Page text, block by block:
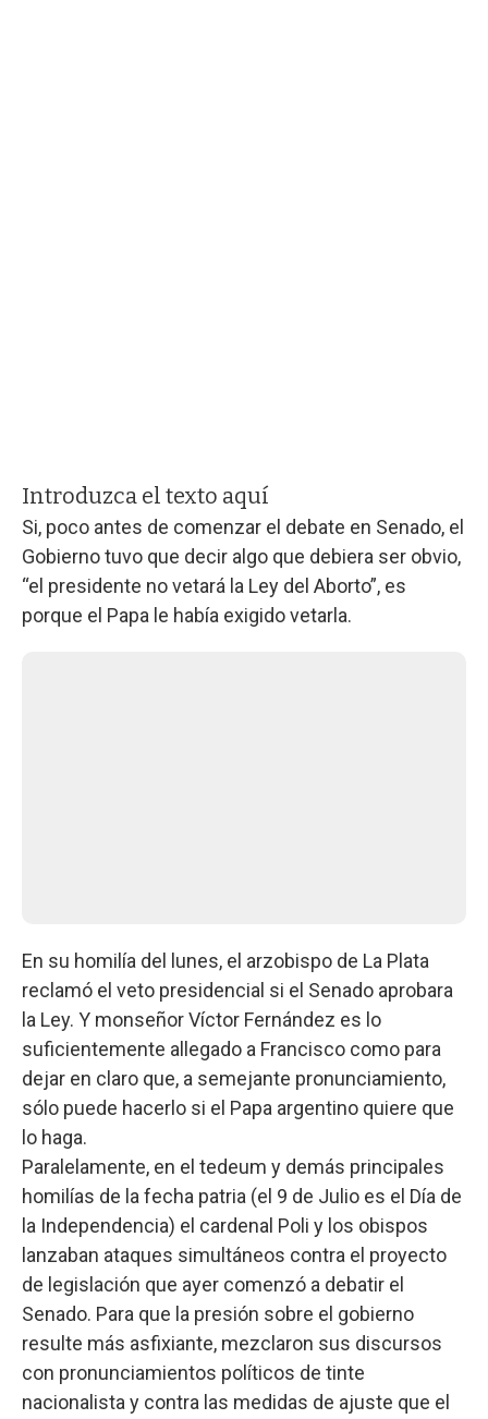
Introduzca el texto aquí
Si, poco antes de comenzar el debate en Senado, el
Gobierno tuvo que decir algo que debiera ser obvio,
“el presidente no vetará la Ley del Aborto”, es
porque el Papa le había exigido vetarla.
En su homilía del lunes, el arzobispo de La Plata
reclamó el veto presidencial si el Senado aprobara
la Ley. Y monseñor Víctor Fernández es lo
suficientemente allegado a Francisco como para
dejar en claro que, a semejante pronunciamiento,
sólo puede hacerlo si el Papa argentino quiere que
lo haga.
Paralelamente, en el tedeum y demás principales
homilías de la fecha patria (el 9 de Julio es el Día de
la Independencia) el cardenal Poli y los obispos
lanzaban ataques simultáneos contra el proyecto
de legislación que ayer comenzó a debatir el
Senado. Para que la presión sobre el gobierno
resulte más asfixiante, mezclaron sus discursos
con pronunciamientos políticos de tinte
nacionalista y contra las medidas de ajuste que el